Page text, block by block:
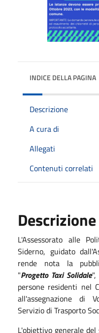
INDICE DELLA PAGINA
Descrizione
A cura di
Allegati
Contenuti correlati
Descrizione
L'Assessorato alle
Siderno, guidato
rende nota la
"Progetto Taxi Solidale
persone residenti nel
all'assegnazione di
Servizio di Trasporto
L'obiettivo generale